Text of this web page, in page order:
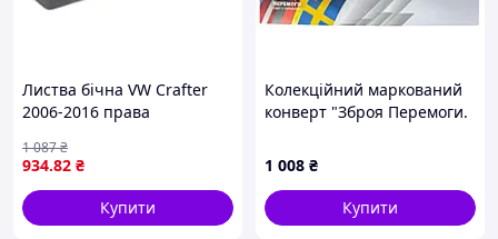
Листва бічна VW Crafter
2006-2016 права
934.82 ₴
1 087₴
Купити
Колекційний маркований
конверт "Зброя Перемоги.
1 008 ₴
Купити